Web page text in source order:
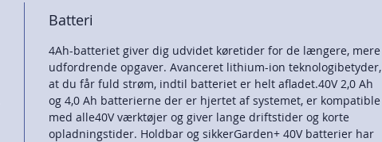
Batteri
4Ah-batteriet giver dig udvidet køretider for de længere, mere
udfordrende opgaver. Avanceret lithium-ion teknologibetyder,
at du får fuld strøm, indtil batteriet er helt afladet.40V 2,0 Ah
og 4,0 Ah batterierne der er hjertet af systemet, er kompatible
med alle40V værktøjer og giver lange driftstider og korte
opladningstider. Holdbar og sikkerGarden+ 40V batterier har